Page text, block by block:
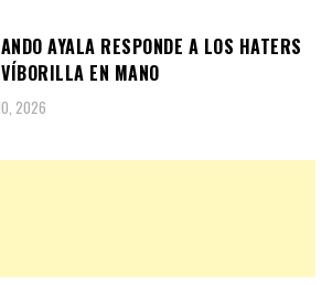
AYALA RESPONDE A LOS HATERS
EN MANO
2026